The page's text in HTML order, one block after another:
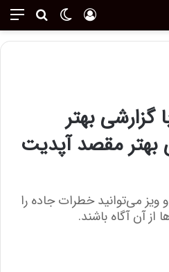
تغییر پوسته ورود
بهتر
بهتر مقصد آپدیت
می‌توانید خطرات جاده را
از آن آگاه باشند.